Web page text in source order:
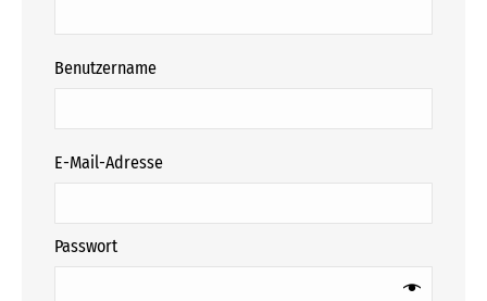
Benutzername
E-Mail-Adresse
Passwort